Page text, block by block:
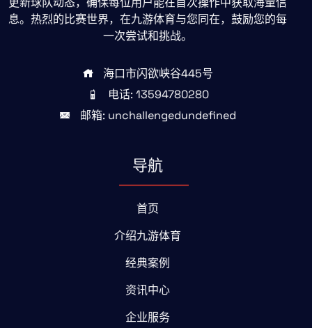
息。热烈的比赛世界，在九游体育与您同在，鼓励您的每
一次尝试和挑战。
海口市闪欲峡谷445号
电话: 13594780280
邮箱: unchallengedundefined
导航
首页
介绍九游体育
经典案例
资讯中心
企业服务